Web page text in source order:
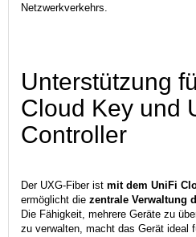
Netzwerkverkehrs.
Unterstützung
Cloud Key und
Controller
Der UXG-Fiber ist mit dem UniFi
ermöglicht die zentrale Verwaltung
Die Fähigkeit, mehrere Geräte zu
zu verwalten, macht das Gerät ideal